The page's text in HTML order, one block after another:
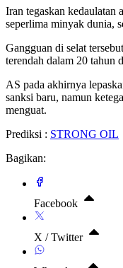
Iran tegaskan kedaulatan
seperlima minyak dunia,
Gangguan di selat
terendah dalam 20 tahun
AS pada akhirnya
sanksi baru, namun
menguat.
Prediksi : STRONG OIL
Bagikan:
Facebook
X / Twitter